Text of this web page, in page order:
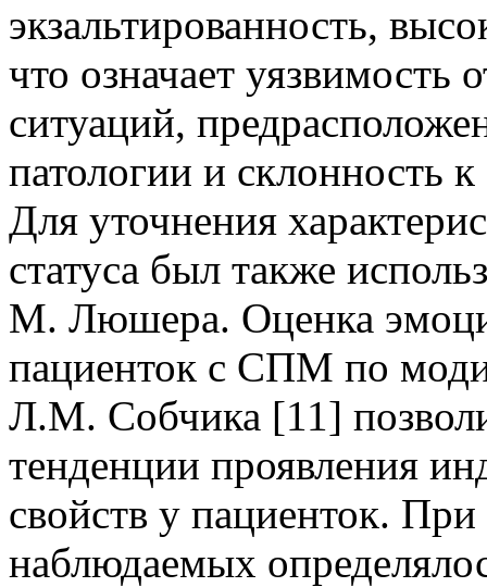
экзальтированность,
что означает уязвимость
ситуаций,
патологии и склонность
Для уточнения
статуса был также
М. Люшера. Оценка
пациенток с СПМ по
Л.М. Собчика [11]
тенденции проявления
свойств у пациенток.
наблюдаемых